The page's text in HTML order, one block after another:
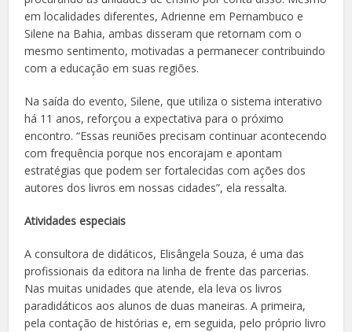
em localidades diferentes, Adrienne em Pernambuco e
Silene na Bahia, ambas disseram que retornam com o
mesmo sentimento, motivadas a permanecer contribuindo
com a educação em suas regiões.
Na saída do evento, Silene, que utiliza o sistema interativo
há 11 anos, reforçou a expectativa para o próximo
encontro. “Essas reuniões precisam continuar acontecendo
com frequência porque nos encorajam e apontam
estratégias que podem ser fortalecidas com ações dos
autores dos livros em nossas cidades”, ela ressalta.
Atividades especiais
A consultora de didáticos, Elisângela Souza, é uma das
profissionais da editora na linha de frente das parcerias.
Nas muitas unidades que atende, ela leva os livros
paradidáticos aos alunos de duas maneiras. A primeira,
pela contação de histórias e, em seguida, pelo próprio livro